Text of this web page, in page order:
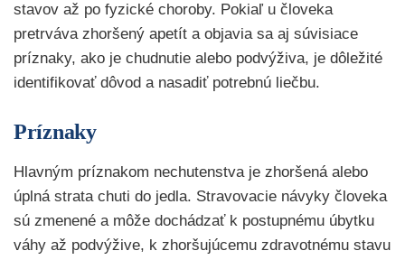
stavov až po fyzické choroby. Pokiaľ u človeka
pretrváva zhoršený apetít a objavia sa aj súvisiace
príznaky, ako je chudnutie alebo podvýživa, je dôležité
identifikovať dôvod a nasadiť potrebnú liečbu.
Príznaky
Hlavným príznakom nechutenstva je zhoršená alebo
úplná strata chuti do jedla. Stravovacie návyky človeka
sú zmenené a môže dochádzať k postupnému úbytku
váhy až podvýžive, k zhoršujúcemu zdravotnému stavu